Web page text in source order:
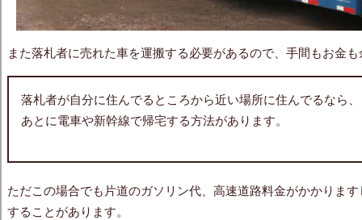
また落札者に売れた車を運搬する必要があるので、手間もお金
落札者が自分に住んでるところから近い場所に住んでるなら
あとに電車や新幹線で帰宅する方法があります。
ただこの場合でも片道のガソリン代、高速道路料金がかかりま
することがあります。